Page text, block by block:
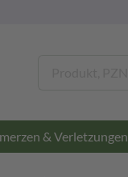
& Verletzungen